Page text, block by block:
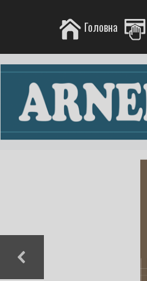
Головна